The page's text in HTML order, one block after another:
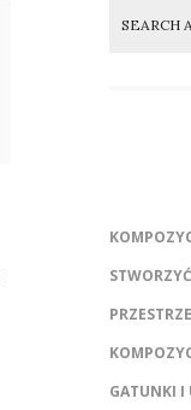
GATUNKI I